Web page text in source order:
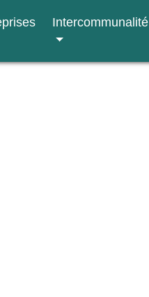
Intercommunalité